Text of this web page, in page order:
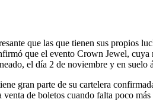
que las que tienen sus propios
que el evento Crown Jewel,
el día 2 de noviembre y en suelo
gran parte de su cartelera
de boletos cuando falta poco más